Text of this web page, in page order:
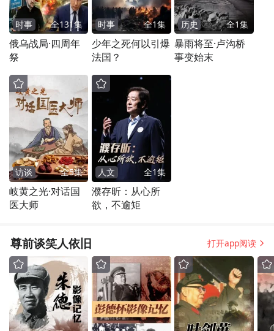
时事 全131集
俄乌战局·四周年
祭
时事 全1集
少年之死何以引爆
法国？
历史 全1集
暴雨将至·卢沟桥
事变始末
访谈 全5集
岐黄之光·对话国
医大师
人文 全1集
濮存昕：从心所
欲，不逾矩
尊前谈笑人依旧 打开app阅读